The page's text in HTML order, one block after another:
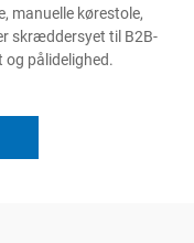
manuelle kørestole,
skræddersyet til B2B-
og pålidelighed.